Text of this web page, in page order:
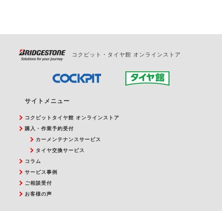
コクピット・タイヤ館 オンラインストア
サイトメニュー
コクピットタイヤ館 オンラインストア
購入・作業予約受付
カーメンテナンスサービス
タイヤ交換サービス
コラム
サービス事例
ご相談受付
お客様の声